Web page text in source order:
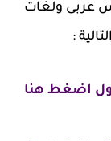
عربى ولغات
:
اضغط هنا